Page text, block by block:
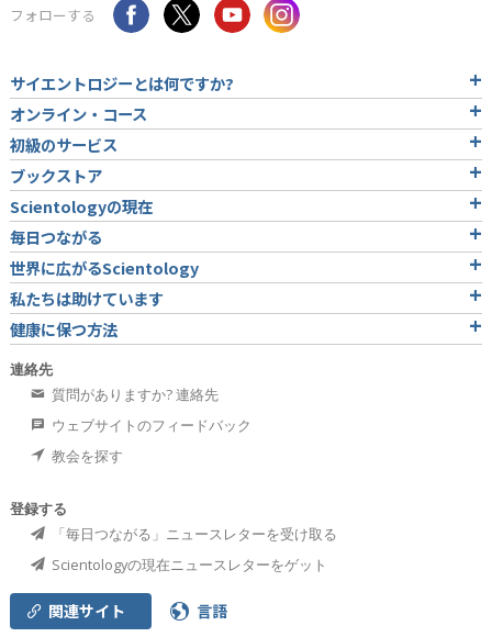
フォローする
サイエントロジーとは何ですか?
オンライン・コース
初級のサービス
ブックストア
Scientologyの現在
毎日つながる
世界に広がるScientology
私たちは助けています
健康に保つ方法
連絡先
質問がありますか? 連絡先
ウェブサイトのフィードバック
教会を探す
登録する
「毎日つながる」ニュースレターを受け取る
Scientologyの現在ニュースレターをゲット
関連サイト 言語